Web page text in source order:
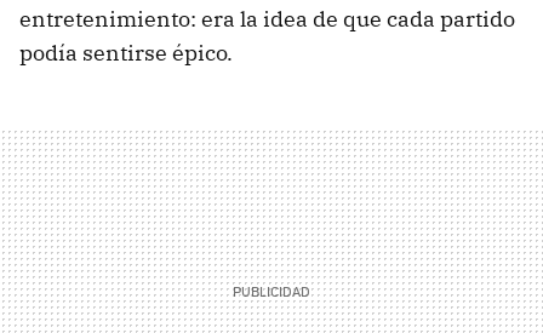
entretenimiento: era la idea de que cada partido
podía sentirse épico.